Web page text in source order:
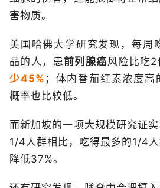
害物质。
美国哈佛大学研究发现，每周
品的人，患前列腺癌风险比吃
少45% ；体内番茄红素浓度高
概率也比较低。
而新加坡的一项大规模研究证
1/4人群相比，吃得最多的1/4
降低37%。